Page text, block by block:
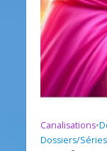
Canalisations•
Dossiers/Séries